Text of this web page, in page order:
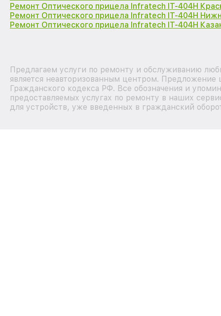
Ремонт Оптического прицела Infratech IT-404H
Ремонт Оптического прицела Infratech IT-404H
Ремонт Оптического прицела Infratech IT-404H
Предлагаем услуги по ремонту и обслуживанию
является неавторизованным центром.
Гражданского кодекса РФ. Все обозначения и
предоставляемых услугах по ремонту в наших
для устройств, уже введенных в гражданский